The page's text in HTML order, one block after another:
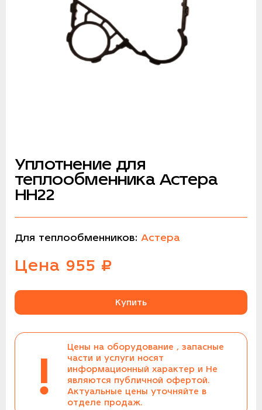
Уплотнение для
теплообменника Астера
НН22
Для теплообменников: Астера
Цена 955 ₽
Купить
!
Цены на оборудование , запасные
части и услуги носят
информационный характер и Не
являются публичной офертой.
Актуальные цены уточняйте в
отделе продаж.